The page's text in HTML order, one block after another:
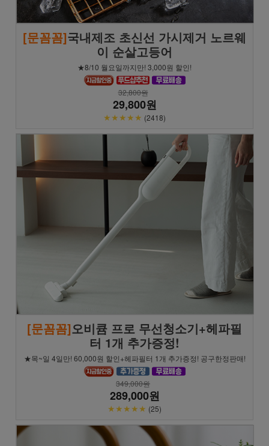
[문꼼꼼]국내제조 초신선 가시제거 노르웨
이 순살고등어
★8/10 월요일까지만! 3,000원 할인!
32,800원
29,800원
★★★★★ (2418)
[문꼼꼼]오비큠 프로 무선청소기+헤파필
터 1개 추가증정!
★목~일 4일만! 60,000원 할인+헤파필터 1개 추가증정! 공구한정판매!
349,000원
289,000원
★★★★★ (25)